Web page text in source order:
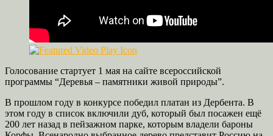
Голосование стартует 1 мая на сайте всероссийской
программы “Деревья – памятники живой природы”.
В прошлом году в конкурсе победил платан из Дербента. В
этом году в список включили дуб, который был посажен ещё
200 лет назад в пейзажном парке, которым владели бароны